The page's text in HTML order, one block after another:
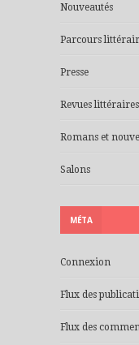
Nouveautés
Parcours
Presse
Revues
Romans et
Salons
MÉTA
Connexion
Flux des
Flux des